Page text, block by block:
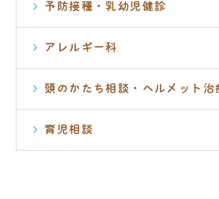
予防接種・乳幼児健診
アレルギー科
頭のかたち相談・ヘルメット治
育児相談